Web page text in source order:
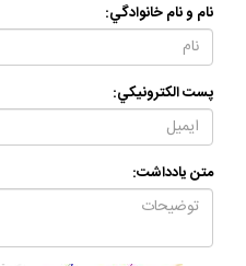
نام و نام خانوادگي:
پست الكترونيكي:
متن يادداشت: